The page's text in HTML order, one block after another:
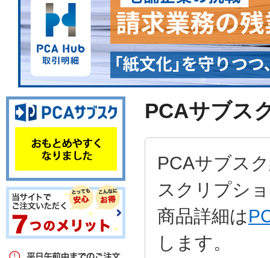
PCAサブス
PCAサブス
スクリプシ
商品詳細は
します。